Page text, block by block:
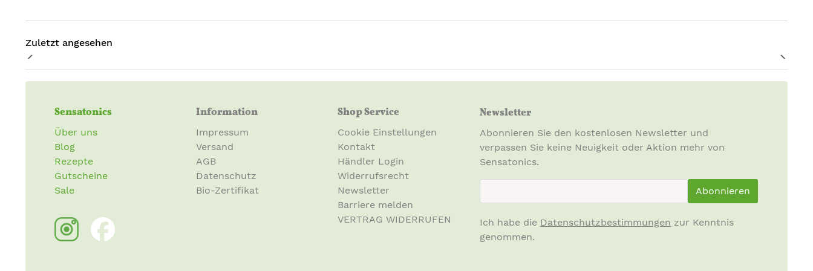
sales@starchild.co.uk
Zuletzt angesehen
Sensatonics
Über uns
Blog
Rezepte
Gutscheine
Sale
Information
Impressum
Versand
AGB
Datenschutz
Bio-Zertifikat
Shop Service
Cookie Einstellungen
Kontakt
Händler Login
Widerrufsrecht
Newsletter
Barriere melden
VERTRAG WIDERRUFEN
Newsletter
Abonnieren Sie den kostenlosen Newsletter und
verpassen Sie keine Neuigkeit oder Aktion mehr von
Sensatonics.
Abonnieren
Ich habe die Datenschutzbestimmungen zur Kenntnis
genommen.